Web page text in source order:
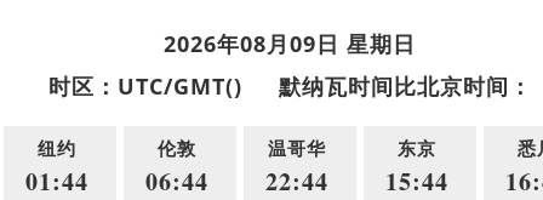
2026年08月09日 星期日
时区：UTC/GMT()
默纳瓦时间比北京时间：
纽约
01:44
伦敦
06:44
温哥华
22:44
东京
15:44
悉